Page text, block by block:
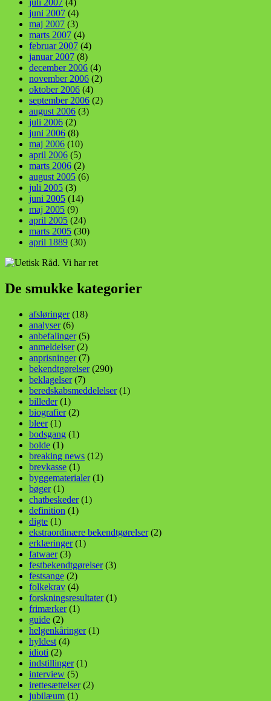
juni 2007 (4)
maj 2007 (3)
marts 2007 (4)
februar 2007 (4)
januar 2007 (8)
december 2006 (4)
november 2006 (2)
oktober 2006 (4)
september 2006 (2)
august 2006 (3)
juli 2006 (2)
juni 2006 (8)
maj 2006 (10)
april 2006 (5)
marts 2006 (2)
august 2005 (6)
juli 2005 (3)
juni 2005 (14)
maj 2005 (9)
april 2005 (24)
marts 2005 (30)
april 1889 (30)
De smukke kategorier
afsløringer(18)
analyser(6)
anbefalinger(5)
anmeldelser(2)
anprisninger(7)
bekendtgørelser(290)
beklagelser(7)
beredskabsmeddelelser(1)
billeder(1)
biografier(2)
bleer(1)
bodsgang (1)
bolde (1)
breaking news (12)
brevkasse (1)
byggematerialer(1)
bøger(1)
chatbeskeder(1)
definition (1)
digte (1)
ekstraordinære bekendtgørelser(2)
erklæringer(1)
fatwaer(3)
festbekendtgørelser(3)
festsange (2)
folkekrav (4)
forskningsresultater(1)
frimærker(1)
guide (2)
helgenkåringer(1)
hyldest (4)
idioti (2)
indstillinger(1)
interview (5)
irettesættelser(2)
jubilæum (1)